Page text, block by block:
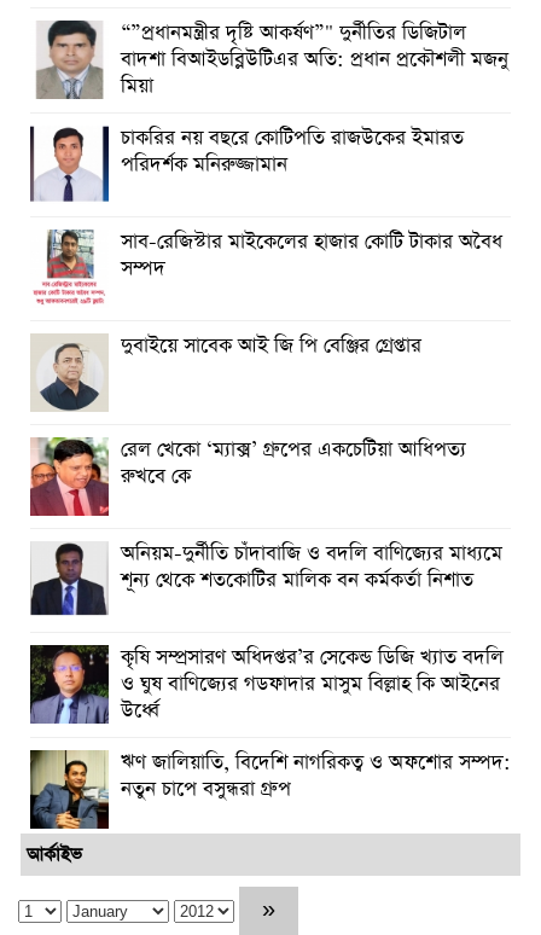
“”প্রধানমন্ত্রীর দৃষ্টি আকর্ষণ”" দুর্নীতির ডিজিটাল
বাদশা বিআইডব্লিউটিএর অতি: প্রধান প্রকৌশলী মজনু
মিয়া
চাকরির নয় বছরে কোটিপতি রাজউকের ইমারত
পরিদর্শক মনিরুজ্জামান
সাব-রেজিস্টার মাইকেলের হাজার কোটি টাকার অবৈধ
সম্পদ
দুবাইয়ে সাবেক আই জি পি বেঞ্জির গ্রেপ্তার
রেল খেকো ‘ম্যাক্স’ গ্রুপের একচেটিয়া আধিপত্য
রুখবে কে
অনিয়ম-দুর্নীতি চাঁদাবাজি ও বদলি বাণিজ্যের মাধ্যমে
শূন্য থেকে শতকোটির মালিক বন কর্মকর্তা নিশাত
কৃষি সম্প্রসারণ অধিদপ্তর’র সেকেন্ড ডিজি খ্যাত বদলি
ও ঘুষ বাণিজ্যের গডফাদার মাসুম বিল্লাহ কি আইনের
উর্ধ্বে
ঋণ জালিয়াতি, বিদেশি নাগরিকত্ব ও অফশোর সম্পদ:
নতুন চাপে বসুন্ধরা গ্রুপ
আর্কাইভ